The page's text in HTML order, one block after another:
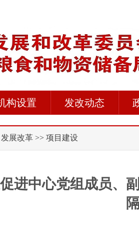
构设置 发改动态
发展改革 >> 项目建设
进中心党组成员、